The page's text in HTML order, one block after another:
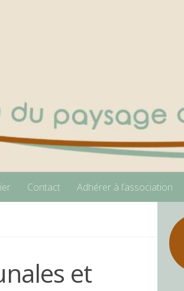
Contact Adhérer à l’association
et